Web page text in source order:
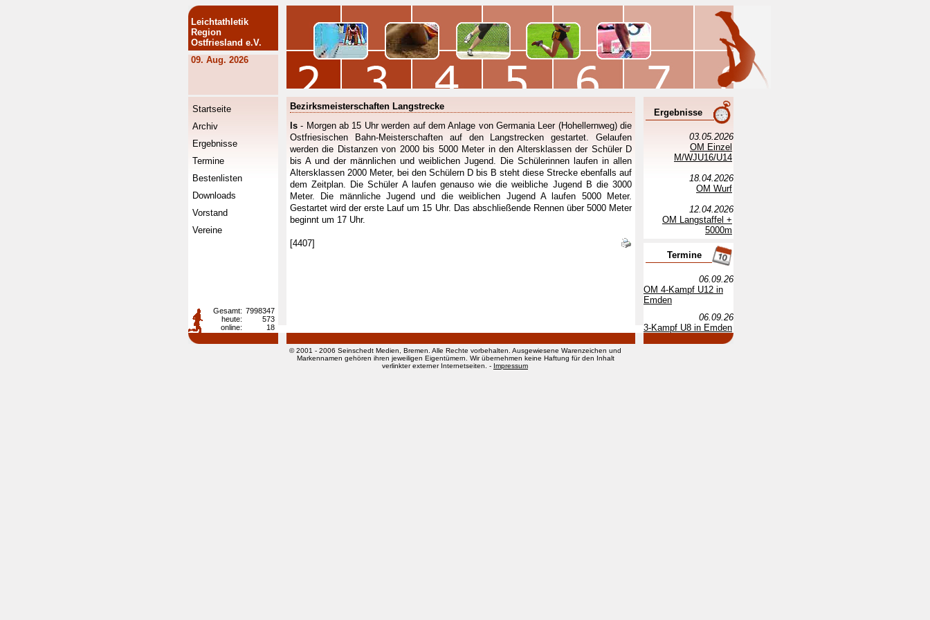
Leichtathletik
Region
Ostfriesland e.V.
09. Aug. 2026
Startseite
Archiv
Ergebnisse
Termine
Bestenlisten
Downloads
Vorstand
Vereine
Bezirksmeisterschaften Langstrecke
ls - Morgen ab 15 Uhr werden auf dem Anlage von Germania Leer (Hohellernweg) die
Ostfriesischen Bahn-Meisterschaften auf den Langstrecken gestartet. Gelaufen
werden die Distanzen von 2000 bis 5000 Meter in den Altersklassen der Schüler D
bis A und der männlichen und weiblichen Jugend. Die Schülerinnen laufen in allen
Altersklassen 2000 Meter, bei den Schülern D bis B steht diese Strecke ebenfalls auf
dem Zeitplan. Die Schüler A laufen genauso wie die weibliche Jugend B die 3000
Meter. Die männliche Jugend und die weiblichen Jugend A laufen 5000 Meter.
Gestartet wird der erste Lauf um 15 Uhr. Das abschließende Rennen über 5000 Meter
beginnt um 17 Uhr.
[4407]
Ergebnisse
03.05.2026
OM Einzel
M/WJU16/U14
18.04.2026
OM Wurf
12.04.2026
OM Langstaffel +
5000m
Termine
06.09.26
OM 4-Kampf U12 in
Emden
06.09.26
3-Kampf U8 in Emden
Gesamt: 7998347
heute:
573
online:
18
© 2001 - 2006 Seinschedt Medien, Bremen. Alle Rechte vorbehalten. Ausgewiesene Warenzeichen und
Markennamen gehören ihren jeweiligen Eigentümern. Wir übernehmen keine Haftung für den Inhalt
verlinkter externer Internetseiten. - Impressum